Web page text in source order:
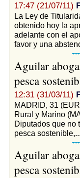
17:47 (21/07/11)
La Ley de
obtenido hoy la
adelante con el
favor y una
Aguilar
pesca
12:31 (31/03/11)
MADRID, 31
Rural y Marino
Diputados que no
pesca sostenible,...
Aguilar
pesca